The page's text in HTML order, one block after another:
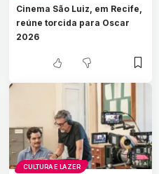
Cinema São Luiz, em Recife,
reúne torcida para Oscar
2026
CULTURA E LAZER